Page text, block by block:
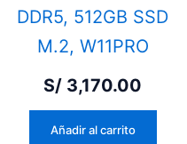
DDR5, 512GB SSD
M.2, W11PRO
S/ 3,170.00
Añadir al carrito